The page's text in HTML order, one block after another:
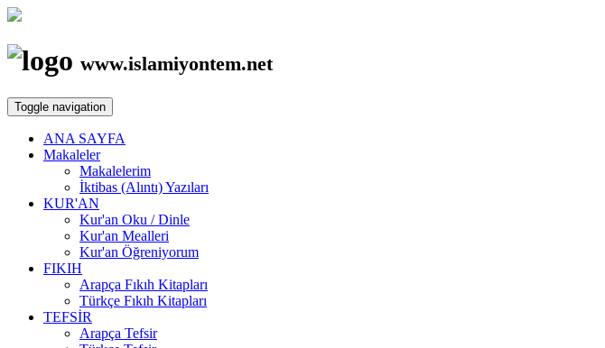
www.islamiyontem.net
Toggle navigation
ANA SAYFA
Makaleler
Makalelerim
İktibas (Alıntı) Yazıları
KUR'AN
Kur'an Oku / Dinle
Kur'an Mealleri
Kur'an Öğreniyorum
FIKIH
Arapça Fıkıh Kitapları
Türkçe Fıkıh Kitapları
TEFSİR
Arapça Tefsir